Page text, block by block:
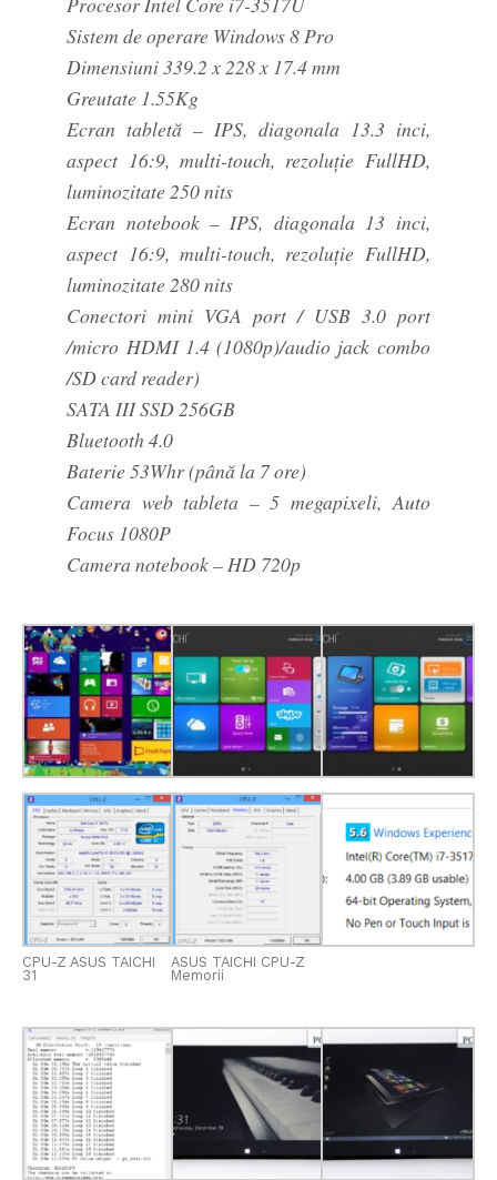
Sistem de operare Windows 8 Pro
Dimensiuni 339.2 x 228 x 17.4 mm
Greutate 1.55Kg
Ecran tabletă – IPS, diagonala 13.3 inci,
aspect 16:9, multi-touch, rezoluție FullHD,
luminozitate 250 nits
Ecran notebook – IPS, diagonala 13 inci,
aspect 16:9, multi-touch, rezoluție FullHD,
luminozitate 280 nits
Conectori mini VGA port / USB 3.0 port
/micro HDMI 1.4 (1080p)/audio jack combo
/SD card reader)
SATA III SSD 256GB
Bluetooth 4.0
Baterie 53Whr (până la 7 ore)
Camera web tableta – 5 megapixeli, Auto
Focus 1080P
Camera notebook – HD 720p
CPU-Z ASUS TAICHI
31
ASUS TAICHI CPU-Z
Memorii